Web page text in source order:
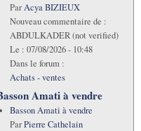
ParAcya BIZIEUX
Nouveau commentaire de :
ABDULKADER (not verified)
Le : 07/08/2026 - 10:48
Dans le forum :
Achats - ventes
Amati à vendre
Basson Amati à vendre
ParPierre Cathelain